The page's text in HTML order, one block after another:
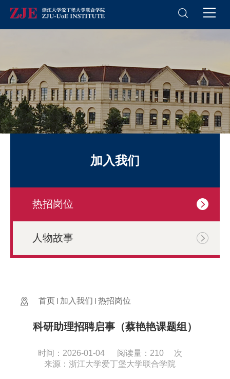
加入我们
热招岗位
人物故事
首页 加入我们 热招岗位
科研助理招聘启事（蔡艳艳课题组）
时间：2026-01-04 阅读量： 210
次
来源：浙江大学爱丁堡大学联合学院